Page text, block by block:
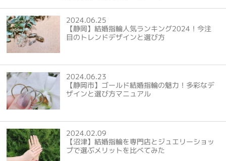
2024.06.25
【静岡】結婚指輪人気ランキング2024！今注
目のトレンドデザインと選び方
2024.06.23
【静岡市】ゴールド結婚指輪の魅力！多彩なデ
ザインと選び方マニュアル
2024.02.09
【沼津】結婚指輪を専門店とジュエリーショッ
プで選ぶメリットを比べてみた